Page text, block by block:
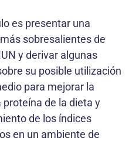
es presentar una
sobresalientes de
y derivar algunas
su posible utilización
para mejorar la
de la dieta y
de los índices
en un ambiente de